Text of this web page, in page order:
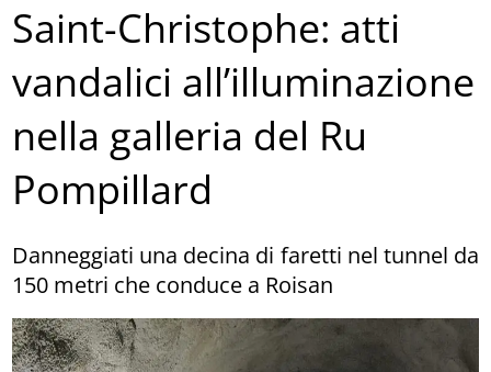
Saint-Christophe: atti
vandalici all’illuminazione
nella galleria del Ru
Pompillard
Danneggiati una decina di faretti nel tunnel da
150 metri che conduce a Roisan